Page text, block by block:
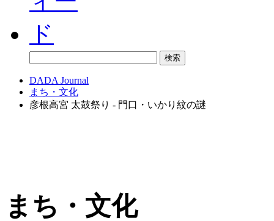
DADA Journal
まち・文化
彦根高宮 太鼓祭り - 門口・いかり紋の謎
まち・文化